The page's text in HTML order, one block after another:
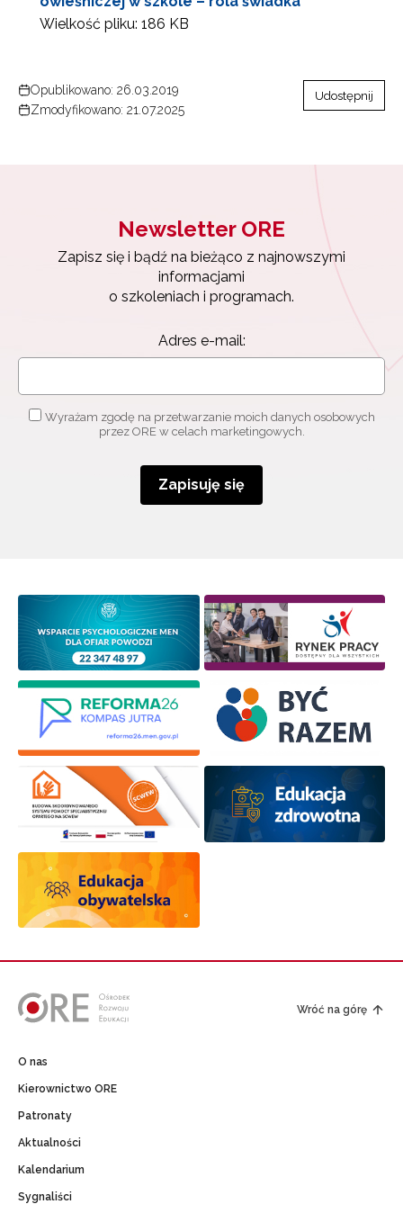
Wielkość pliku: 186 KB
Opublikowano: 26.03.2019
Zmodyfikowano: 21.07.2025
Udostępnij
Newsletter ORE
Zapisz się i bądź na bieżąco z najnowszymi
informacjami
o szkoleniach i programach.
Adres e-mail:
Wyrażam zgodę na przetwarzanie moich danych osobowych
przez ORE w celach marketingowych.
Zapisuję się
Wróć na górę
O nas
Kierownictwo ORE
Patronaty
Aktualności
Kalendarium
Sygnaliści
Newsletter ORE
Wyrażam zgodę na przetwarzanie moich danych
osobowych przez ORE w celach marketingowych.